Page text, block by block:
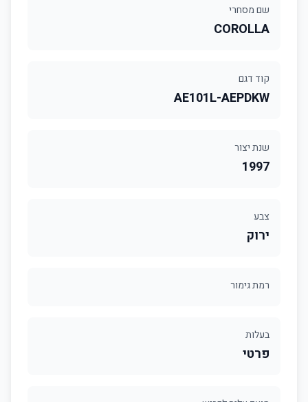
שם מסחרי
COROLLA
קוד דגם
AE101L-AEPDKW
שנת יצור
1997
צבע
ירוק
רמת גימור
בעלות
פרטי